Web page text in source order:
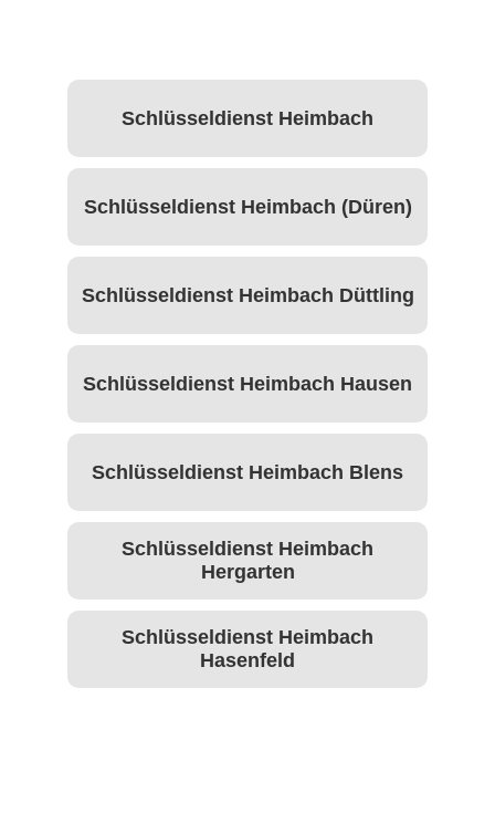
Schlüsseldienst Heimbach
Schlüsseldienst Heimbach (Düren)
Schlüsseldienst Heimbach Düttling
Schlüsseldienst Heimbach Hausen
Schlüsseldienst Heimbach Blens
Schlüsseldienst Heimbach
Hergarten
Schlüsseldienst Heimbach
Hasenfeld